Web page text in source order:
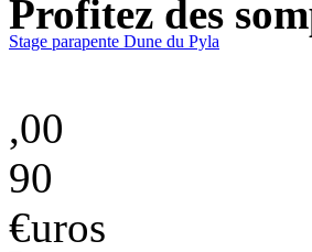
Profitez des
Stage parapente Dune du Pyla
,00
90
€uros